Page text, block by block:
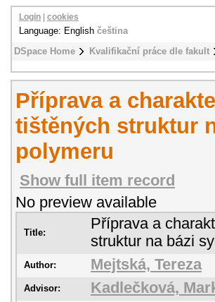
DSpace Home Kvalifikační práce dle fakult
Login cookies
Language: English čeština
Příprava a
tištěných struktur
polymeru
Show full item record
No preview available
Title:
Příprava a
struktur na bázi
Author: Mejtská, Tereza
Advisor: Kadlečková,